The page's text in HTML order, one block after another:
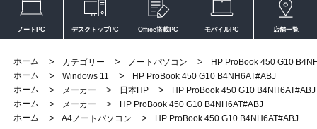
ノートPC デスクトップPC Office搭載PC モバイルPC 店舗一覧
ホーム > カテゴリー > ノートパソコン >
HP ProBook 450 G10
ホーム
> Windows 11 >
HP ProBook 450 G10 B4NH6AT#ABJ
ホーム
> メーカー > 日本HP >
HP ProBook 450 G10 B4NH6AT#ABJ
ホーム
> メーカー >
HP ProBook 450 G10 B4NH6AT#ABJ
ホーム
> A4ノートパソコン > HP ProBook 450 G10 B4NH6AT#ABJ